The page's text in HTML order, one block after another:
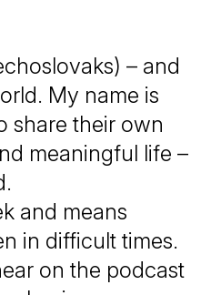
– and
My name is
share their own
meaningful life –
and means
in difficult times.
on the podcast